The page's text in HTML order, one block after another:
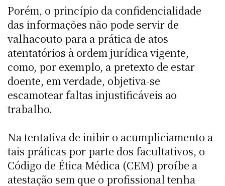
Porém, o princípio da confidencialidade
das informações não pode servir de
valhacouto para a prática de atos
atentatórios à ordem jurídica vigente,
como, por exemplo, a pretexto de estar
doente, em verdade, objetiva-se
escamotear faltas injustificáveis ao
trabalho.
Na tentativa de inibir o acumpliciamento a
tais práticas por parte dos facultativos, o
Código de Ética Médica (CEM) proíbe a
atestação sem que o profissional tenha